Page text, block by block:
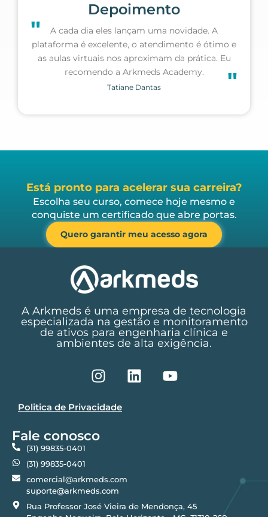
Depoimento
"
A cada dia eles lançam uma novidade. A
plataforma é excelente, o atendimento é ótimo e
as aulas virtuais nos aproximam da prática. Eu
recomendo a Arkmeds Academy.
"
Tatiane Dantas
Está pronto para acelerar sua carreira?
Escolha seu curso, comece hoje mesmo e
conquiste um certificado que abre portas.
Quero garantir meu acesso agora
A Arkmeds é uma empresa de tecnologia
especializada na gestão e monitoramento
de ativos para engenharia clínica e
ambientes de alta exigência.
Politica de Privacidade
Fale conosco
(31) 99835-0401
(31) 99835-0401
comercial@arkmeds.com
suporte@arkmeds.com
Rua Professor José Vieira de Mendonça, 45